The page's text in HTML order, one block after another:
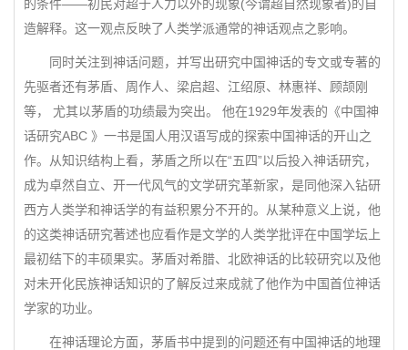
的条件——初民对超于人力以外的现象(今谓超自然现象者)的自
造解释。这一观点反映了人类学派通常的神话观点之影响。
同时关注到神话问题，并写出研究中国神话的专文或专著的
先驱者还有茅盾、周作人、梁启超、江绍原、林惠祥、顾颉刚
等， 尤其以茅盾的功绩最为突出。 他在1929年发表的《中国神
话研究ABC 》一书是国人用汉语写成的探索中国神话的开山之
作。从知识结构上看，茅盾之所以在“五四”以后投入神话研究，
成为卓然自立、开一代风气的文学研究革新家，是同他深入钻研
西方人类学和神话学的有益积累分不开的。从某种意义上说，他
的这类神话研究著述也应看作是文学的人类学批评在中国学坛上
最初结下的丰硕果实。茅盾对希腊、北欧神话的比较研究以及他
对未开化民族神话知识的了解反过来成就了他作为中国首位神话
学家的功业。
在神话理论方面，茅盾书中提到的问题还有中国神话的地理